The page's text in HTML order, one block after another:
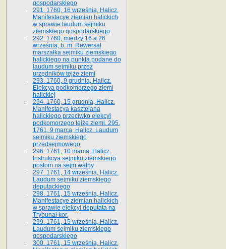
gospodarskiego
291. 1760, 16 września, Halicz.
Manifestacye ziemian halickich
w sprawie laudum sejmiku
ziemskiego gospodarskiego
292. 1760, między 16 a 26
września, b. m. Rewersał
marszałka sejmiku ziemskiego
halickiego na punkta podane do
laudum sejmiku przez
urzędników tejże ziemi
293. 1760, 9 grudnia, Halicz.
Elekcya podkomorzego ziemi
halickiej
294. 1760, 15 grudnia, Halicz.
Manifestacya kasztelana
halickiego przeciwko elekcyi
podkomorzego tejże ziemi. 295.
1761, 9 marca, Halicz. Laudum
sejmiku ziemskiego
przedsejmowego
296. 1761, 10 marca, Halicz.
Instrukcya sejmiku ziemskiego
posłom na sejm walny
297. 1761, 14 września, Halicz.
Laudum sejmiku ziemskiego
deputackiego
298. 1761, 15 września, Halicz.
Manifestacye ziemian halickich
w sprawie elekcyi deputata na
Trybunał kor.
299. 1761, 15 września, Halicz.
Laudum sejmiku ziemskiego
gospodarskiego
300. 1761, 15 września, Halicz.